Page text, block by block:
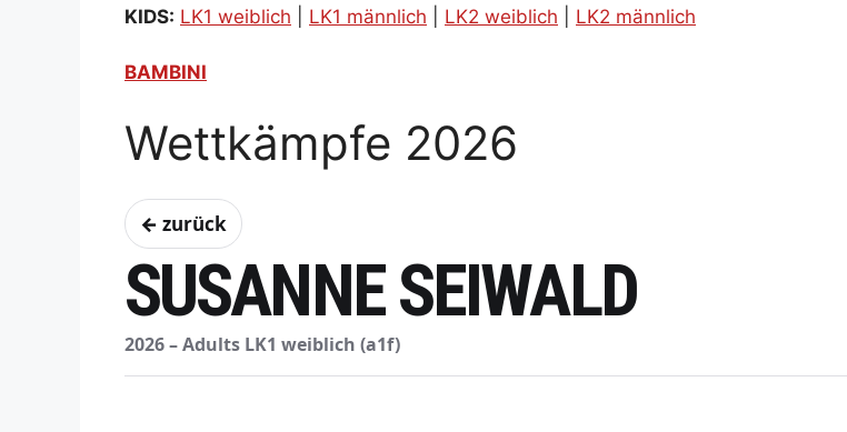
KIDS: LK1 weiblich LK1 männlich LK2 weiblich LK2 männlich
BAMBINI
Wettkämpfe 2026
← zurück
SUSANNE SEIWALD
2026 – Adults LK1 weiblich (a1f)